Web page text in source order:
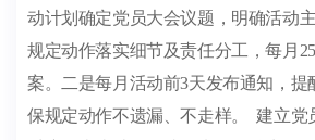
动计划确定党员大会议题，明确活动
规定动作落实细节及责任分工，每月 25
案。二是每月活动前3天发布通知，提
保规定动作不遗漏、不走样。
建立党